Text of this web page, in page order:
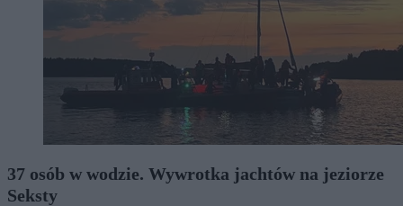
37 osób w wodzie. Wywrotka jachtów na jeziorze
Seksty